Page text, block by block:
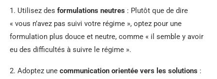
1. Utilisez des formulations neutres : Plutôt que de dire
« vous n’avez pas suivi votre régime », optez pour une
formulation plus douce et neutre, comme « il semble y avoir
eu des difficultés à suivre le régime ».
2. Adoptez une communication orientée vers les solutions :